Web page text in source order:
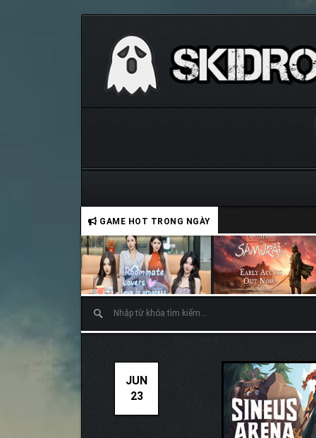
GAME HOT TRONG NGÀY
JUN
23